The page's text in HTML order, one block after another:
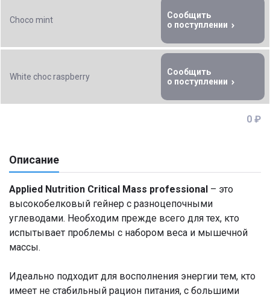
Choco mint
Сообщить
о поступлении
White choc raspberry
Сообщить
о поступлении
0 ₽
Описание
Applied Nutrition Critical Mass professional – это
высокобелковый гейнер с разноцепочными
углеводами. Необходим прежде всего для тех, кто
испытывает проблемы с набором веса и мышечной
массы.
Идеально подходит для восполнения энергии тем, кто
имеет не стабильный рацион питания, с большими